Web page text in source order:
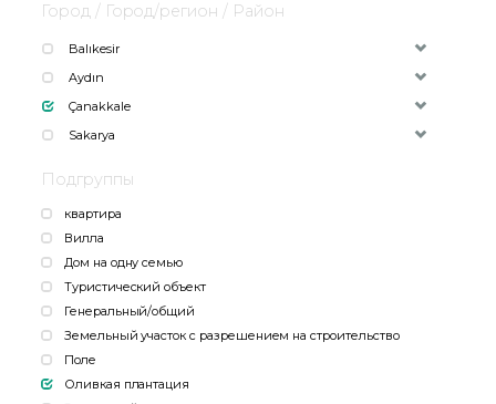
Город / Город/регион / Район
Balıkesir
Aydın
Çanakkale
Sakarya
Подгруппы
квартира
Вилла
Дом на одну семью
Туристический объект
Генеральный/общий
Земельный участок с разрешением на строительство
Поле
Оливкая плантация